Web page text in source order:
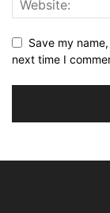
Save my
next time I